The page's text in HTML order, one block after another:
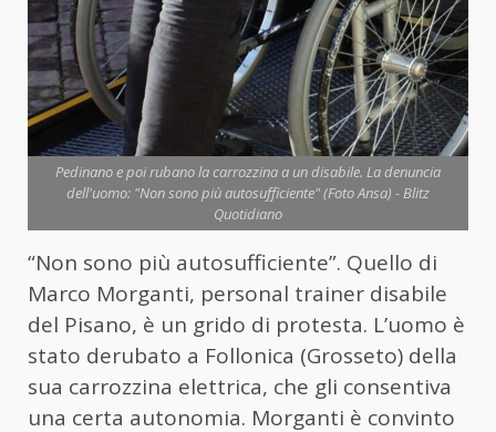
Pedinano e poi rubano la carrozzina a un disabile. La denuncia
dell'uomo: "Non sono più autosufficiente" (Foto Ansa) - Blitz
Quotidiano
“Non sono più autosufficiente”. Quello di
Marco Morganti, personal trainer disabile
del Pisano, è un grido di protesta. L’uomo è
stato derubato a Follonica (Grosseto) della
sua carrozzina elettrica, che gli consentiva
una certa autonomia. Morganti è convinto